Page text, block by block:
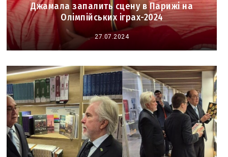
Джамала запалить сцену в Парижі на
Олімпійських іграх-2024
27.07.2024